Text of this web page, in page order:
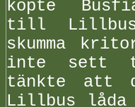
köpte
till Lillbus
skumma
inte sett
tänkte att
Lillbus låda